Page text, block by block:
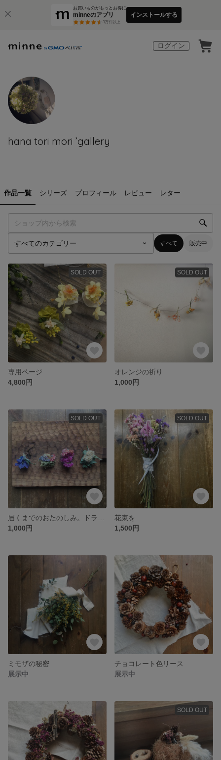
お買いものがもっとお得に
minneのアプリ
3万件以上
インストールする
ログイン
hana tori mori ’gallery
作品一覧 シリーズ プロフィール レビュー レター
すべて 販売中
SOLD OUT
専用ページ
4,800円
SOLD OUT
オレンジの祈り
1,000円
SOLD OUT
1,000円
SOLD OUT
花束を
1,500円
ミモザの秘密
展示中
チョコレート色リース
展示中
SOLD OUT